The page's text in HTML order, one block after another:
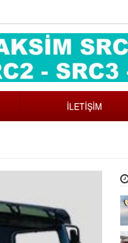
İLETİŞİM